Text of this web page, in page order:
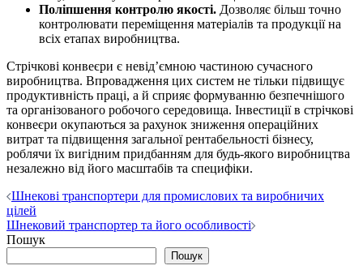
Поліпшення контролю якості. Дозволяє більш точно
контролювати переміщення матеріалів та продукції на
всіх етапах виробництва.
Стрічкові конвеєри є невід’ємною частиною сучасного
виробництва. Впровадження цих систем не тільки підвищує
продуктивність праці, а й сприяє формуванню безпечнішого
та організованого робочого середовища. Інвестиції в стрічкові
конвеєри окупаються за рахунок зниження операційних
витрат та підвищення загальної рентабельності бізнесу,
роблячи їх вигідним придбанням для будь-якого виробництва
незалежно від його масштабів та специфіки.
Навігація
записів
Шнекові транспортери для промислових та виробничих
цілей
Шнековий транспортер та його особливості
Пошук
Пошук